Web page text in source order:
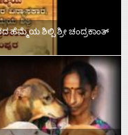
ಹೆಮ್ಮೆಯ ಶಿಲ್ಪಿ ಶ್ರೀ ಚಂದ್ರಕಾಂತ್‌